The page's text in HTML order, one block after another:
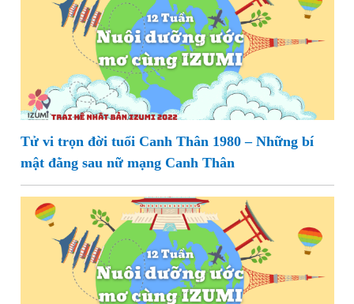
Tử vi trọn đời tuổi Canh Thân 1980 – Những bí
mật đằng sau nữ mạng Canh Thân